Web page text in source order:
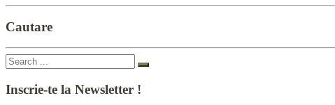
Cautare
Inscrie-te la Newsletter !